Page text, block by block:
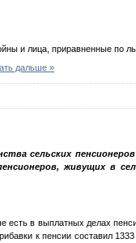
и лица, приравненные по
дальше »
сельских
живущих в
есть в выплатных делах
к пенсии составил